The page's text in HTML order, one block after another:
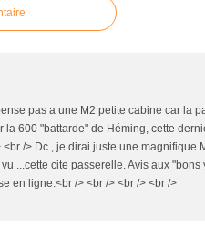
pas a une M2 petite cabine car la
la 600 "battarde" de Héming, cette
<br /> Dc , je dirai juste une magnifique
...cette cite passerelle. Avis aux "bons
en ligne.<br /> <br /> <br /> <br />